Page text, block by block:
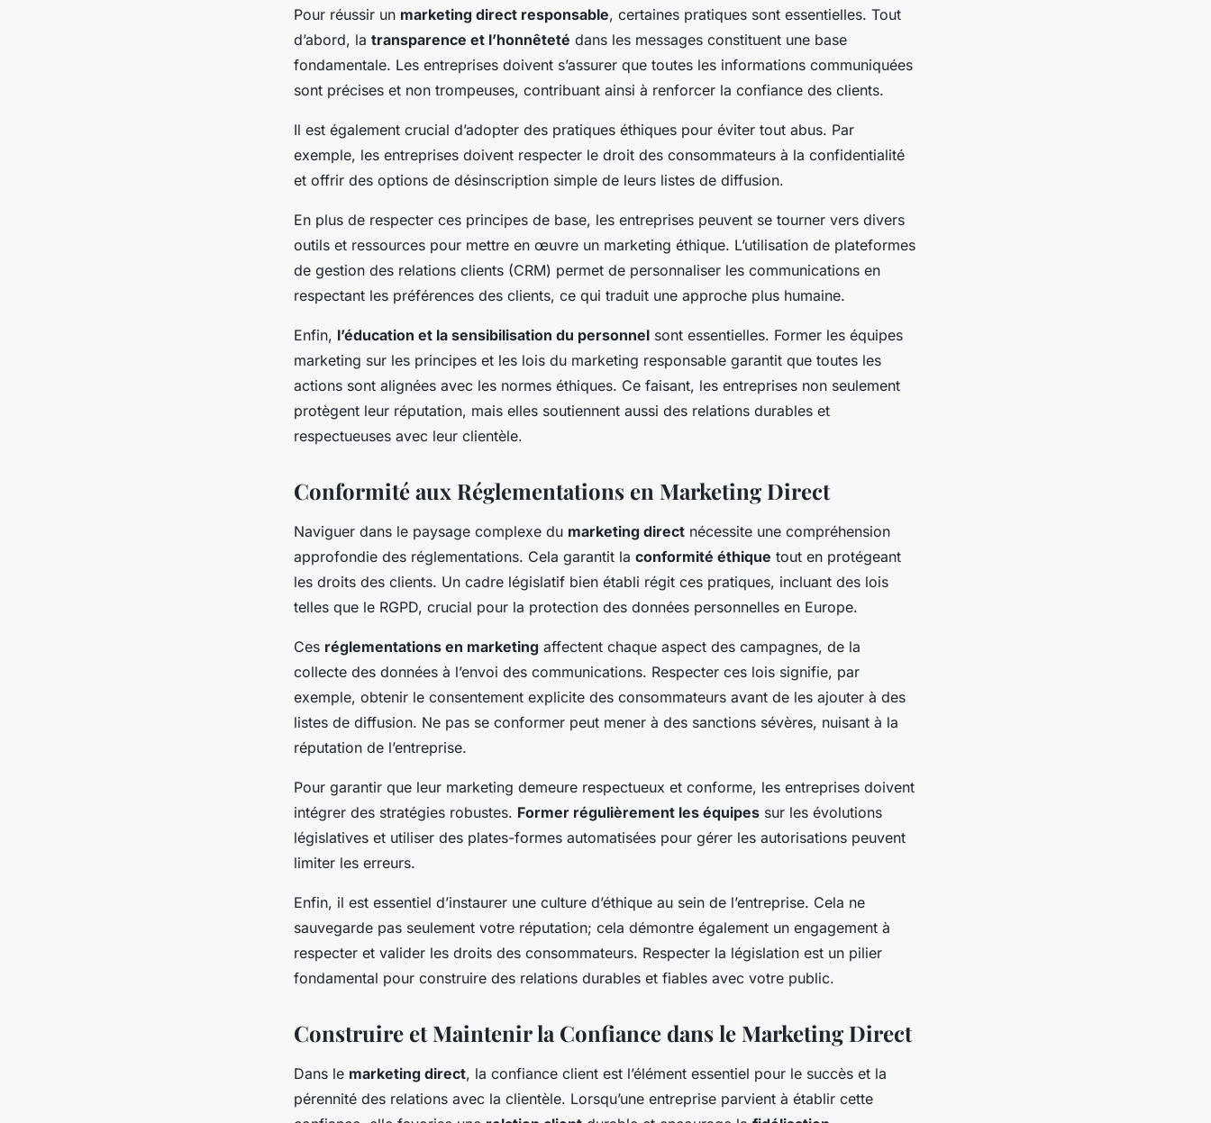
Pour réussir un marketing direct responsable, certaines pratiques sont essentielles. Tout
d’abord, la transparence et l’honnêteté dans les messages constituent une base
fondamentale. Les entreprises doivent s’assurer que toutes les informations communiquées
sont précises et non trompeuses, contribuant ainsi à renforcer la confiance des clients.
Il est également crucial d’adopter des pratiques éthiques pour éviter tout abus. Par
exemple, les entreprises doivent respecter le droit des consommateurs à la confidentialité
et offrir des options de désinscription simple de leurs listes de diffusion.
En plus de respecter ces principes de base, les entreprises peuvent se tourner vers divers
outils et ressources pour mettre en œuvre un marketing éthique. L’utilisation de plateformes
de gestion des relations clients (CRM) permet de personnaliser les communications en
respectant les préférences des clients, ce qui traduit une approche plus humaine.
Enfin, l’éducation et la sensibilisation du personnel sont essentielles. Former les équipes
marketing sur les principes et les lois du marketing responsable garantit que toutes les
actions sont alignées avec les normes éthiques. Ce faisant, les entreprises non seulement
protègent leur réputation, mais elles soutiennent aussi des relations durables et
respectueuses avec leur clientèle.
Conformité aux Réglementations en Marketing Direct
Naviguer dans le paysage complexe du marketing direct nécessite une compréhension
approfondie des réglementations. Cela garantit la conformité éthique tout en protégeant
les droits des clients. Un cadre législatif bien établi régit ces pratiques, incluant des lois
telles que le RGPD, crucial pour la protection des données personnelles en Europe.
Ces réglementations en marketing affectent chaque aspect des campagnes, de la
collecte des données à l’envoi des communications. Respecter ces lois signifie, par
exemple, obtenir le consentement explicite des consommateurs avant de les ajouter à des
listes de diffusion. Ne pas se conformer peut mener à des sanctions sévères, nuisant à la
réputation de l’entreprise.
Pour garantir que leur marketing demeure respectueux et conforme, les entreprises doivent
intégrer des stratégies robustes. Former régulièrement les équipes sur les évolutions
législatives et utiliser des plates-formes automatisées pour gérer les autorisations peuvent
limiter les erreurs.
Enfin, il est essentiel d’instaurer une culture d’éthique au sein de l’entreprise. Cela ne
sauvegarde pas seulement votre réputation; cela démontre également un engagement à
respecter et valider les droits des consommateurs. Respecter la législation est un pilier
fondamental pour construire des relations durables et fiables avec votre public.
Construire et Maintenir la Confiance dans le Marketing Direct
Dans le marketing direct, la confiance client est l’élément essentiel pour le succès et la
pérennité des relations avec la clientèle. Lorsqu’une entreprise parvient à établir cette